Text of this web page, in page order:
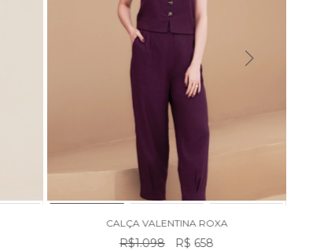
CALÇA VALENTINA ROXA
R$1.098 R$ 658